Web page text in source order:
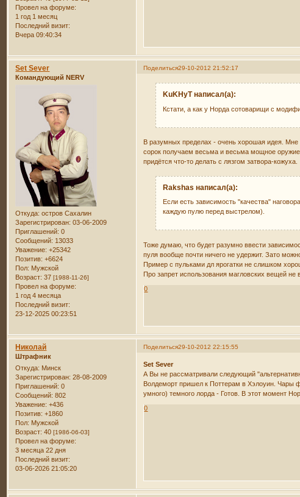
Провел на форуме:
1 год 1 месяц
Последний визит:
Вчера 09:40:34
Поделиться29-10-2012 21:52:17
Set Sever
Командующий NERV
Откуда: остров Сахалин
Зарегистрирован: 03-06-2009
Приглашений: 0
Сообщений: 13033
Уважение: +25342
Позитив: +6624
Пол: Мужской
Возраст: 37[1988-11-26]
Провел на форуме:
1 год 4 месяца
Последний визит:
23-12-2025 00:23:51
KuKHyT написал(а):
Кстати, а как у Норда сотоварищи с
В разумных пределах - очень хорошая идея.
сорок получаем весьма и весьма мощное
придётся что-то делать с лязгом затвора-кожуха.
Rakshas написал(а):
Если есть зависимость "качества"
каждую пулю перед выстрелом).
Тоже думаю, что будет разумно ввести
пуля вообще почти ничего не удержит. Зато
Пример с пульками дл ярогатки не слишком
Про запрет использования магловских вещей
0
Поделиться29-10-2012 22:15:55
Николай
Штрафник
Откуда: Минск
Зарегистрирован: 28-08-2009
Приглашений: 0
Сообщений: 802
Уважение: +436
Позитив: +1860
Пол: Мужской
Возраст: 40[1986-06-03]
Провел на форуме:
3 месяца 22 дня
Последний визит:
03-06-2026 21:05:20
Set Sever
А Вы не рассматривали следующий
Волдеморт пришел к Поттерам в Хэлоуин. Чары
умного) темного лорда - Готов. В этот момент
0